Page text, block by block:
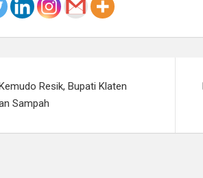
Resik, Bupati Klaten
Sampah